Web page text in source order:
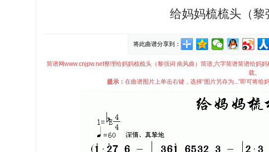
给妈妈梳梳头（黎
将此曲谱分享到：
简谱网www.cnjpw.net整理给妈妈梳梳头（黎强词 南风曲）简谱,六字简谱简谱给妈
载。
提示： 在曲谱图片上单击右键，选择“图片另存为...”即可将